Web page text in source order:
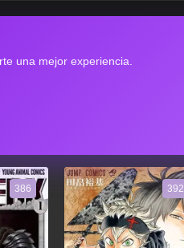
una mejor experiencia.
386 392